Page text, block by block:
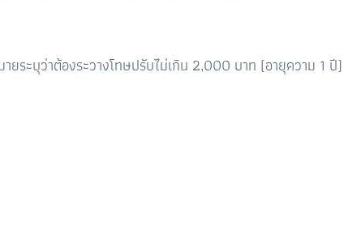
ระบุว่าต้องระวางโทษปรับไม่เกิน 2,000 บาท (อายุความ 1 ปี)